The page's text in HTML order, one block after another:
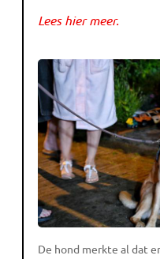
Lees hier meer.
De hond merkte al dat